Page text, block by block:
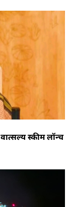
स्कीम लॉन्च